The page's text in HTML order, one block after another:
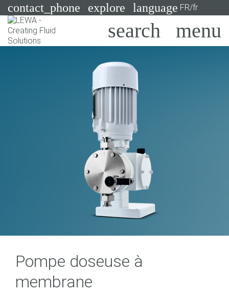
contact_phone explore language FR/fr
Search
Pompe doseuse à
membrane